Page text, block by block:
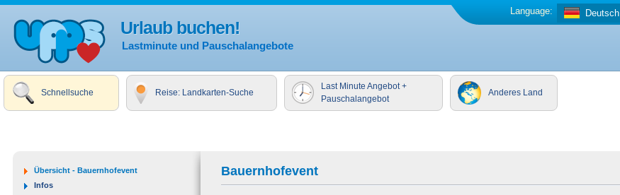
Urlaub buchen!
Lastminute und Pauschalangebote
Deutsch
Language:
Schnellsuche Reise: Landkarten-Suche
Last Minute Angebot +
Pauschalangebot
Anderes Land
Bauernhofevent
Übersicht - Bauernhofevent
Infos